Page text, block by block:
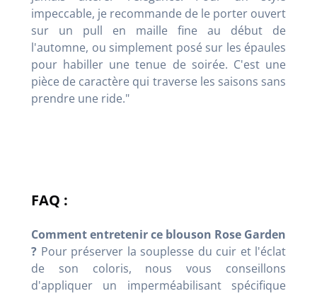
impeccable, je recommande de le porter ouvert
sur un pull en maille fine au début de
l'automne, ou simplement posé sur les épaules
pour habiller une tenue de soirée. C'est une
pièce de caractère qui traverse les saisons sans
prendre une ride."
FAQ :
Comment entretenir ce blouson Rose Garden
? Pour préserver la souplesse du cuir et l'éclat
de son coloris, nous vous conseillons
d'appliquer un imperméabilisant spécifique